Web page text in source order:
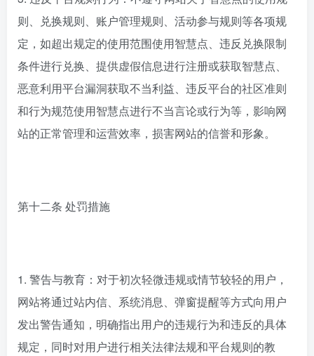
则、兑换规则、账户管理规则、活动参与规则等各项规
定，如超出规定的使用范围使用智慧点、违反兑换限制
条件进行兑换、提供虚假信息进行注册或获取智慧点、
恶意利用平台漏洞获取不当利益、违反平台的社区准则
和行为规范使用智慧点进行不当言论或行为等，影响网
站的正常管理和运营效率，损害网站的信誉和形象。
第十二条 处罚措施
1. 警告与教育：对于初次轻微违规或情节较轻的用户，
网站将通过站内信、系统消息、弹窗提醒等方式向用户
发出警告通知，明确指出用户的违规行为和违反的具体
规定，同时对用户进行相关法律法规和平台规则的教